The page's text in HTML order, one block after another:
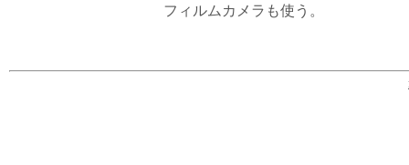
フィルムカメラも使う。